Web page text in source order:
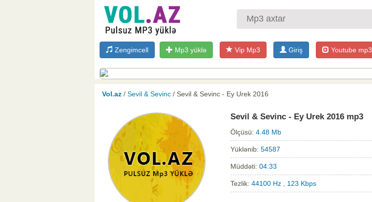
Zengimcell Mp3 yüklə Vip Mp3 Giriş Youtube mp3
Vol.az / Sevil & Sevinc / Sevil & Sevinc - Ey Urek 2016
Sevil & Sevinc - Ey Urek 2016 mp3
Ölçüsü: 4.48 Mb
Yüklənib: 54587
Müddəti: 04:33
Tezlik: 44100 Hz , 123 Kbps